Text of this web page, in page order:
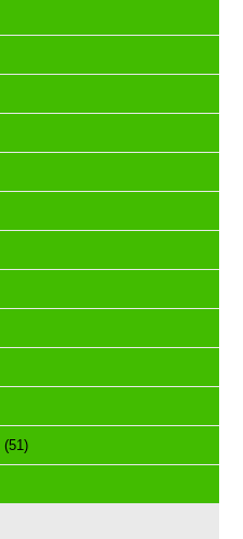
(51)